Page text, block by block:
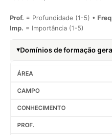
Prof. = Profundidade (1-5) •
Imp. = Importância (1-5)
Domínios de formação